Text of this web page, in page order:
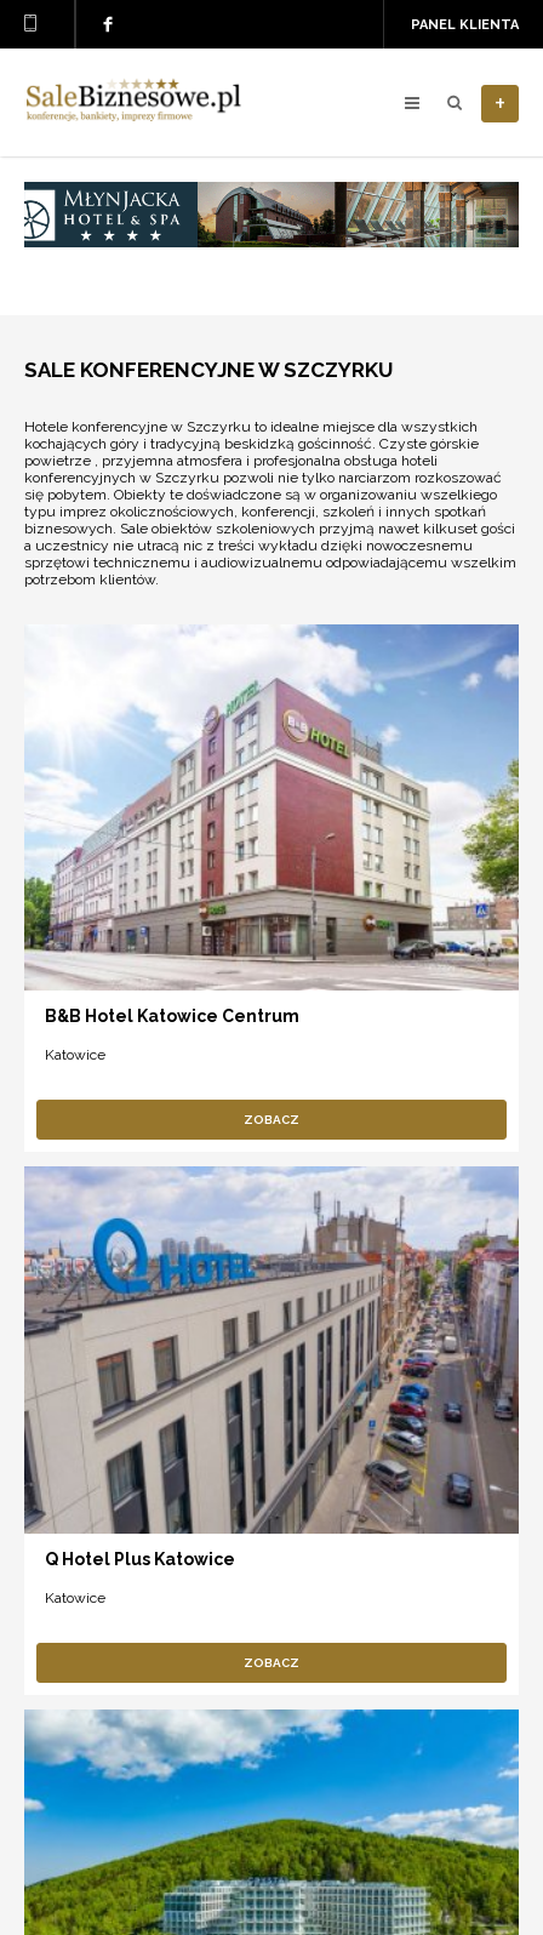
PANEL KLIENTA
+
SALE KONFERENCYJNE W SZCZYRKU
Hotele konferencyjne w Szczyrku to idealne miejsce dla wszystkich
kochających góry i tradycyjną beskidzką gościnność. Czyste górskie
powietrze , przyjemna atmosfera i profesjonalna obsługa hoteli
konferencyjnych w Szczyrku pozwoli nie tylko narciarzom rozkoszować
się pobytem. Obiekty te doświadczone są w organizowaniu wszelkiego
typu imprez okolicznościowych, konferencji, szkoleń i innych spotkań
biznesowych. Sale obiektów szkoleniowych przyjmą nawet kilkuset gości
a uczestnicy nie utracą nic z treści wykładu dzięki nowoczesnemu
sprzętowi technicznemu i audiowizualnemu odpowiadającemu wszelkim
potrzebom klientów.
B&B Hotel Katowice Centrum
Katowice
ZOBACZ
Q Hotel Plus Katowice
Katowice
ZOBACZ